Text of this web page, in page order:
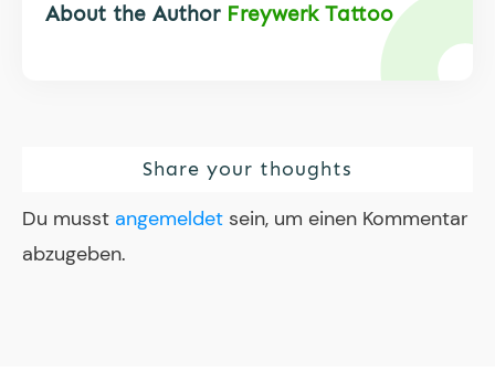
About the Author Freywerk Tattoo
Share your thoughts
Du musst angemeldet sein, um einen Kommentar
abzugeben.